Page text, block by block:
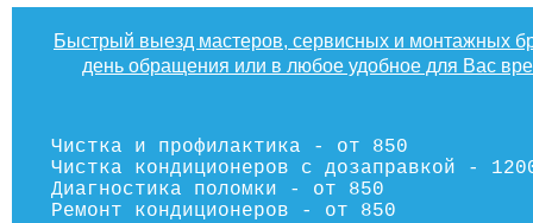
Быстрый выезд мастеров, сервисных и монтажных
день обращения или в любое удобное для Вас
Чистка и профилактика - от 850
Чистка кондиционеров с дозаправкой -
Диагностика поломки - от 850
Ремонт кондиционеров - от 850